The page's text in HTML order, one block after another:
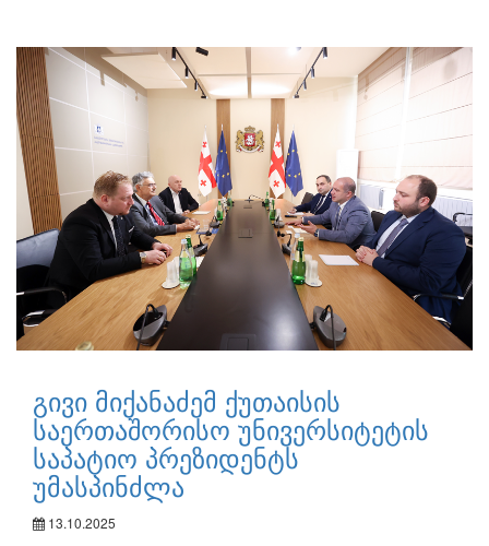
გივი მიქანაძემ ქუთაისის
საერთაშორისო უნივერსიტეტის
საპატიო პრეზიდენტს
უმასპინძლა
13.10.2025